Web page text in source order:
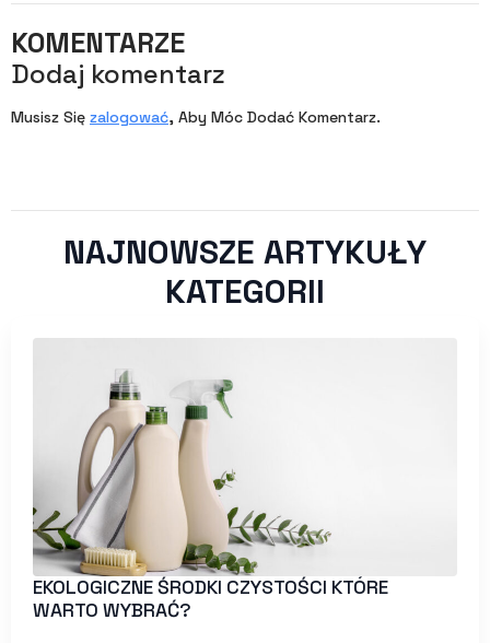
KOMENTARZE
Dodaj komentarz
Musisz Się zalogować, Aby Móc Dodać Komentarz.
NAJNOWSZE ARTYKUŁY
KATEGORII
EKOLOGICZNE ŚRODKI CZYSTOŚCI KTÓRE
WARTO WYBRAĆ?